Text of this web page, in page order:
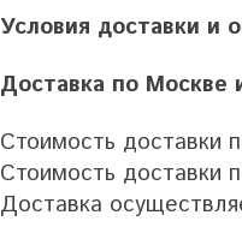
Условия доставки и
Доставка по
Стоимость доставки
Стоимость доставки
Доставка